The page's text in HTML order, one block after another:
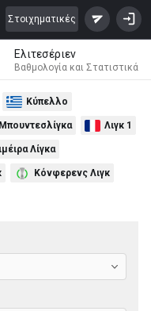
Στοιχηματικές
Ελιτεσέριεν
Βαθμολογία και Στατιστικά
Κύπελλο
Μπουντεσλίγκα Λιγκ 1
Λίγκα
Κόνφερενς Λιγκ